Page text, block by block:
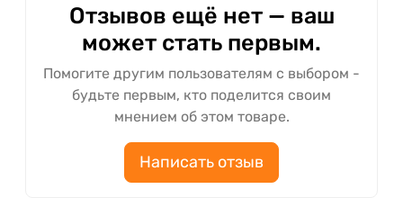
Отзывов ещё нет — ваш
может стать первым.
Помогите другим пользователям с выбором -
будьте первым, кто поделится своим
мнением об этом товаре.
Написать отзыв